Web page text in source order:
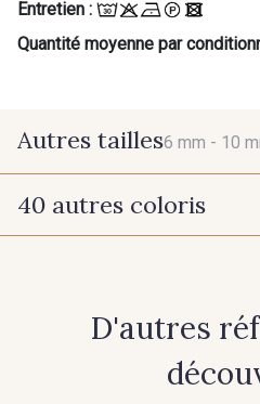
Entretien :
Quantité moyenne par
Autres tailles6 mm - 10
6 mm
40 autres coloris
D'autres